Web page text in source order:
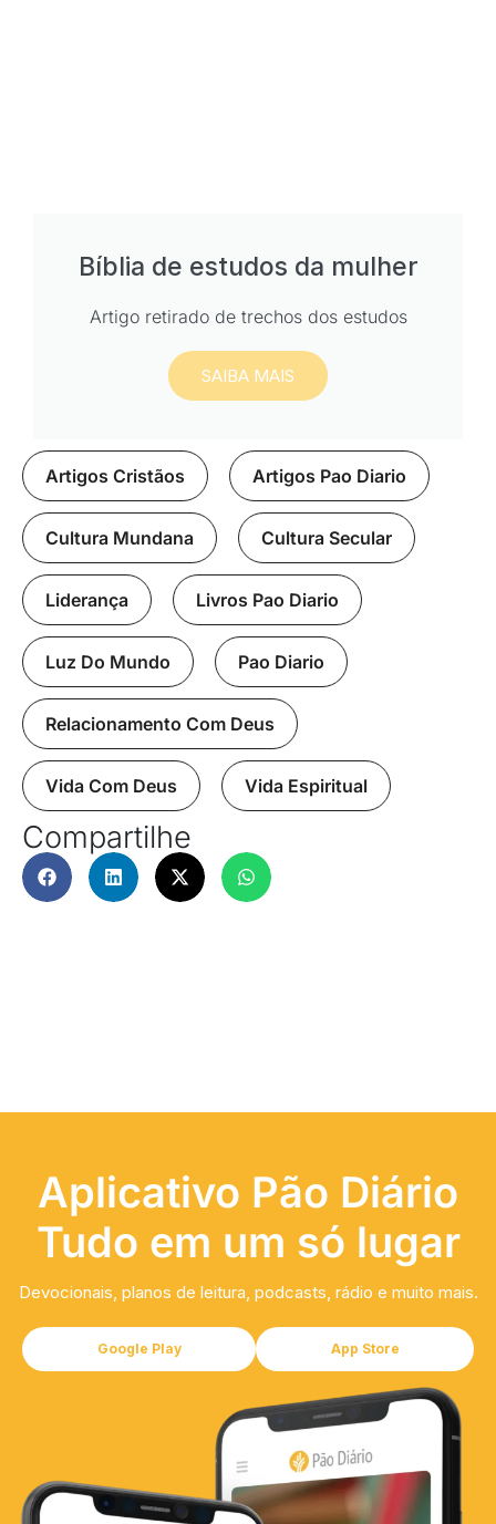
Bíblia de estudos da mulher
Artigo retirado de trechos dos estudos
SAIBA MAIS
Artigos Cristãos Artigos Pao Diario
Cultura Mundana Cultura Secular
Liderança Livros Pao Diario
Luz Do Mundo Pao Diario
Relacionamento Com Deus
Vida Com Deus Vida Espiritual
Compartilhe
Aplicativo Pão Diário
Tudo em um só lugar
Devocionais, planos de leitura, podcasts, rádio e muito mais.
Google Play App Store